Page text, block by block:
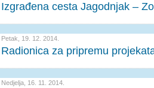
Izgrađena cesta Jagodnjak –
Petak, 19. 12. 2014.
Radionica za pripremu
Nedjelja, 16. 11. 2014.